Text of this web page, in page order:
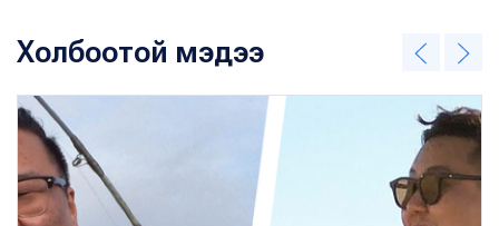
Холбоотой мэдээ